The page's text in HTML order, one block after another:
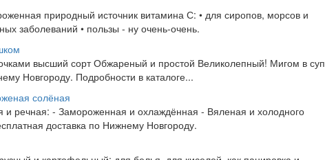
природный источник витамина С: • для сиропов, морсов и
заболеваний • пользы - ну очень-очень.
высший сорт Обжареный и простой Великолепный! Мигом в суп
Новгороду. Подробности в каталоге...
солёная
и речная: - Замороженная и охлаждённая - Вяленая и холодного
доставка по Нижнему Новгороду.